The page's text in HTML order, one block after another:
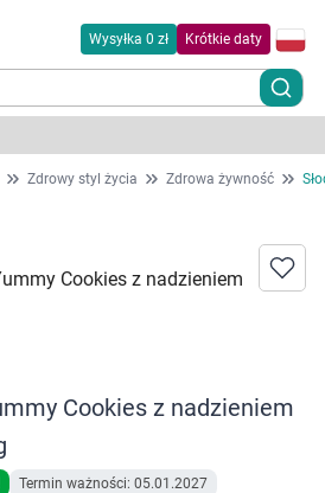
Wysyłka 0 zł Krótkie daty
Zdrowy styl życia Zdrowa żywność
Cookies z nadzieniem
Termin ważności: 05.01.2027